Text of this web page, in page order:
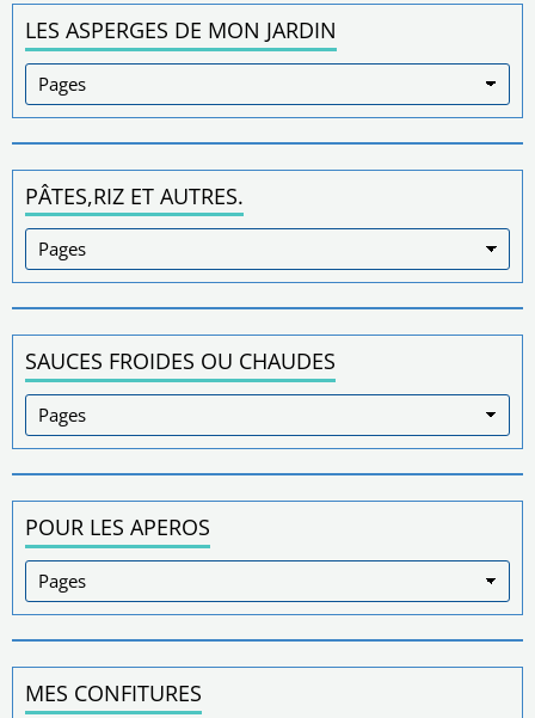
LES ASPERGES DE MON JARDIN
PÂTES,RIZ ET AUTRES.
SAUCES FROIDES OU CHAUDES
POUR LES APEROS
MES CONFITURES